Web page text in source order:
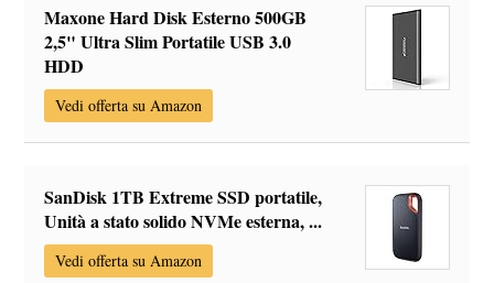
Maxone Hard Disk Esterno 500GB
2,5" Ultra Slim Portatile USB 3.0
HDD
Vedi offerta su Amazon
SanDisk 1TB Extreme SSD portatile,
Unità a stato solido NVMe esterna, ...
Vedi offerta su Amazon